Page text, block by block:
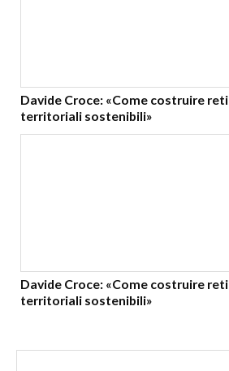
Davide Croce: «Come costruire reti
territoriali sostenibili»
Davide Croce: «Come costruire reti
territoriali sostenibili»